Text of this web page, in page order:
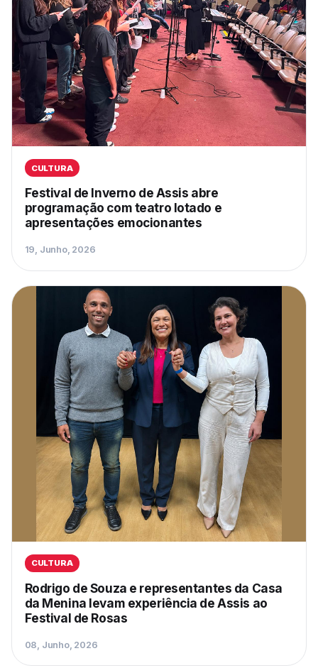
CULTURA
Festival de Inverno de Assis abre
programação com teatro lotado e
apresentações emocionantes
19, Junho, 2026
CULTURA
Rodrigo de Souza e representantes da Casa
da Menina levam experiência de Assis ao
Festival de Rosas
08, Junho, 2026